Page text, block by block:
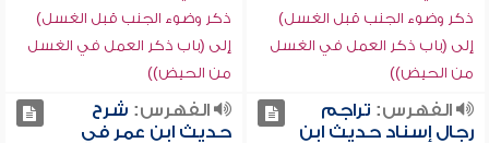
ذكر وضوء الجنب قبل الغسل)
إلى (باب ذكر العمل في الغسل
من الحيض))
ذكر وضوء الجنب قبل الغسل)
إلى (باب ذكر العمل في الغسل
من الحيض))
الفهرس: تراجم
رجال إسناد حديث ابن
الفهرس: شرح
حديث ابن عمر في